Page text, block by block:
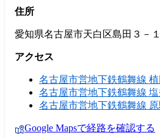
住所
愛知県名古屋市天白区島田３－
アクセス
名古屋市営地下鉄鶴舞線
名古屋市営地下鉄鶴舞線
名古屋市営地下鉄鶴舞線 原
Google Mapsで経路を確認する